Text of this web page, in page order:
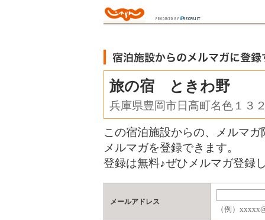
旅の宿 ときわ野
兵庫県豊岡市日高町名色１３
この宿泊施設からの、メルマ
メルマガを登録できます。
登録は無料♪ぜひメルマガ登録
メールアドレス
（例）